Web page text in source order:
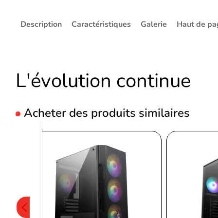
Description Caractéristiques Galerie Haut de
L'évolution continue
Acheter des produits similaires